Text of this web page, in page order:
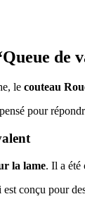
de
le couteau
pour
la lame. Il a été
conçu pour